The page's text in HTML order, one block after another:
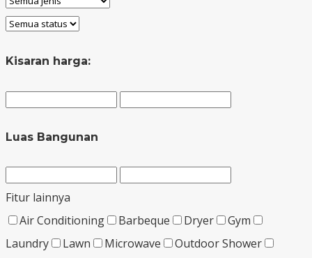
Kisaran harga:
Luas Bangunan
Fitur lainnya
Air Conditioning
Barbeque Dryer
Gym
Laundry
Lawn Microwave
Outdoor Shower